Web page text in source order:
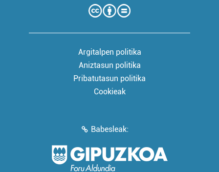
Argitalpen politika
Aniztasun politika
Pribatutasun politika
Cookieak
Babesleak: